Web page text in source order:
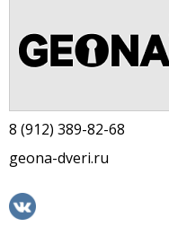
8 (912) 389-82-68
geona-dveri.ru